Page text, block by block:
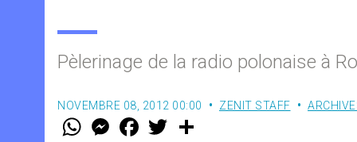
Pèlerinage de la radio polonaise à
NOVEMBRE 08, 2012 00:00 ZENIT STAFF
W M
e
F
a w